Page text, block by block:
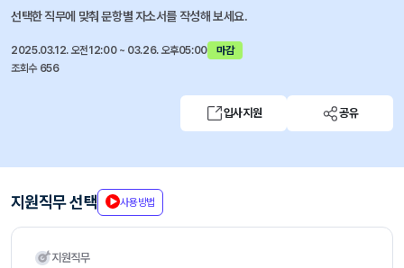
선택한 직무에 맞춰 문항별 자소서를 작성해 보세요.
2025.03.12. 오전12:00 ~ 03.26. 오후05:00
마감
조회수 656
입사지원 공유
지원직무 선택 사용방법
지원직무